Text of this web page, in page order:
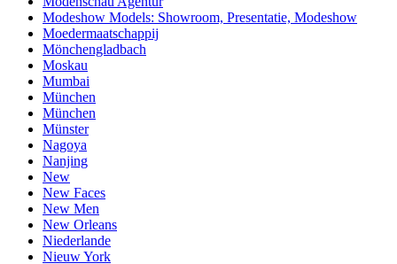
Modeshow Models: Showroom, Presentatie, Modeshow
Moedermaatschappij
Mönchengladbach
Moskau
Mumbai
München
München
Münster
Nagoya
Nanjing
New
New Faces
New Men
New Orleans
Niederlande
Nieuw York